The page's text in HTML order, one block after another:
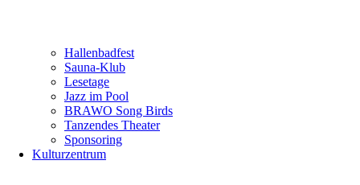
Hallenbadfest
Sauna-Klub
Lesetage
Jazz im Pool
BRAWO Song Birds
Tanzendes Theater
Sponsoring
Kulturzentrum